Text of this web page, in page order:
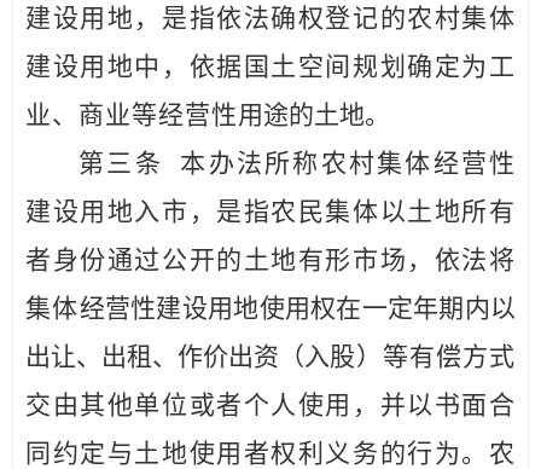
建设用地，是指依法确权登记的农村集体
建设用地中，依据国土空间规划 确定为工
业、商业等经营性用途的土地。
第三条
本办法所称农村集体经营性
建设用地入市，是指农 民集体以土地所有
者身份通过公开的土地有形市场，依法将
集体经营性建设用地使用权在一定年期内以
出让、出租、作价出资（入股）等有偿方式
交由其他单位或者个人使用，并以书面合
同约定与土地使用者权利义务的行为。农